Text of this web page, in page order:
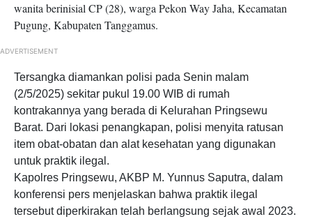
wanita berinisial CP (28), warga Pekon Way Jaha, Kecamatan
Pugung, Kabupaten Tanggamus.
ADVERTISEMENT
Tersangka diamankan polisi pada Senin malam
(2/5/2025) sekitar pukul 19.00 WIB di rumah
kontrakannya yang berada di Kelurahan Pringsewu
Barat. Dari lokasi penangkapan, polisi menyita ratusan
item obat-obatan dan alat kesehatan yang digunakan
untuk praktik ilegal.
Kapolres Pringsewu, AKBP M. Yunnus Saputra, dalam
konferensi pers menjelaskan bahwa praktik ilegal
tersebut diperkirakan telah berlangsung sejak awal 2023.